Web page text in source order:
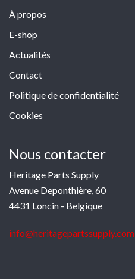
À propos
E-shop
Actualités
Contact
Politique de confidentialité
Cookies
Nous contacter
Heritage Parts Supply
Avenue Deponthière, 60
4431 Loncin - Belgique
info@heritagepartssupply.com